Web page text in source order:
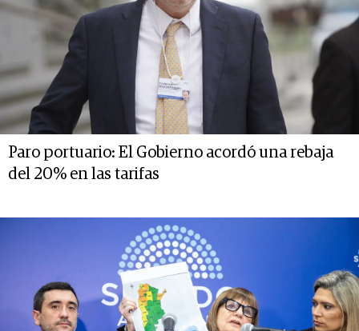
Paro portuario: El Gobierno acordó una rebaja
del 20% en las tarifas